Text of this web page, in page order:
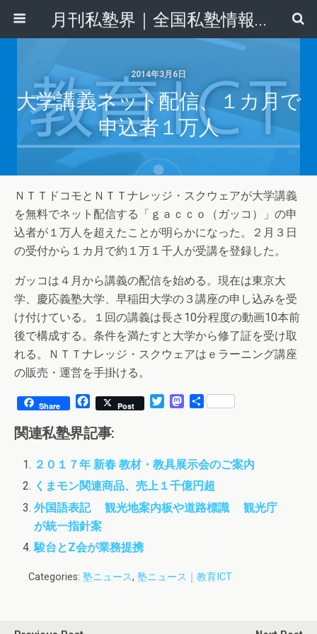
月刊私塾界｜全国私塾情報センター
2014年3月6日
大学講義ネット配信、１カ月で
申込者１万人
ＮＴＴドコモとＮＴＴナレッジ・スクウェアが大学講義
を無料でネット配信する「ｇａｃｃｏ（ガッコ）」の申
込者が１万人を超えたことが明らかになった。２月３日
の受付から１カ月で約１万１千人が受講を登録した。
ガッコは４月から講義の配信を始める。現在は東京大
学、慶応義塾大学、早稲田大学の３講座の申し込みを受
け付けている。１回の講義は長さ10分程度の動画10本前
後で構成する。条件を満たすと大学から修了証を受け取
れる。ＮＴＴナレッジ・スクウェアはｅラーニング講座
の販売・運営を手掛ける。
Share
F
c
e
b
o
o
Post
t
e
r
M
o
d
o
n
共
関連私塾界記事:
２０１７年 新春 教材・教具展示会のご案内
くまモン関連商品、売上１千億円超
外国語表記 観光地案内板や道路標識 観光庁
が統一指針案
駿台とZ会が業務提携
Categories: 塾ニュース, 塾ニュース｜教育ICT